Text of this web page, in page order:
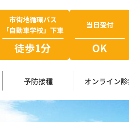
市街地循環バス
「自動車学校」下車
徒歩1分
当日受付
OK
予防接種 オンライン